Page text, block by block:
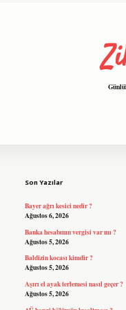
Son Yazılar
Bayer ağrı kesici nedir ?
Ağustos 6, 2026
Banka hesabının vergisi var mı ?
Ağustos 5, 2026
Baldizin kocası kimdir ?
Ağustos 5, 2026
Aşırı el ayak terlemesi nasıl geçer ?
Ağustos 5, 2026